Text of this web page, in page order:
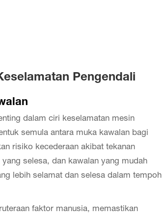
Pengendali
dalam ciri keselamatan mesin
semula antara muka kawalan bagi
risiko kecederaan akibat tekanan
selesa, dan kawalan yang mudah
lebih selamat dan selesa dalam tempoh
faktor manusia, memastikan